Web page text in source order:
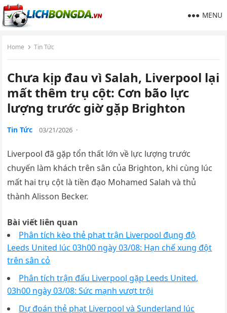
MENU
Home Tin Tức
Chưa kịp đau vì Salah, Liverpool lại
mất thêm trụ cột: Cơn bão lực
lượng trước giờ gặp Brighton
Tin Tức 03/21/2026 ·
Liverpool đã gặp tổn thất lớn về lực lượng trước
chuyến làm khách trên sân của Brighton, khi cùng lúc
mất hai trụ cột là tiền đạo Mohamed Salah và thủ
thành Alisson Becker.
Bài viết liên quan
Phân tích kèo thẻ phạt trận Liverpool đụng độ
Leeds United lúc 03h00 ngày 03/08: Hạn chế xung đột
trên sân cỏ
Phân tích trận đấu Liverpool gặp Leeds United,
03h00 ngày 03/08: Sức mạnh vượt trội
Dự đoán thẻ phạt Liverpool và Sunderland lúc